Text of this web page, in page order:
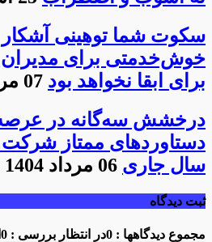
سکوت شما توهینی
خوش‌خدمتی برای مدیران
برای ابقا نخواهد بود 07 مرداد 1404 - 22:05
درخشش سه‌گانه در
دستاوردهای ممتاز شرکت
سال جاری 06 مرداد 1404 - 7:08
ثبت دیدگاه
مجموع دیدگاهها : 0 در انتظار بررسی : 0